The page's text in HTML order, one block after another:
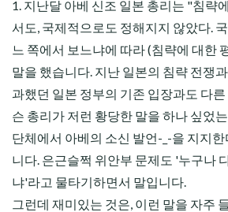
1. 지난달 아베 신조 일본 총리는 "침략
서도, 국제적으로도 정해지지 않았다.
느 쪽에서 보느냐에 따라 (침략에 대한
말을 했습니다. 지난 일본의 침략 전쟁
과했던 일본 정부의 기존 입장과도 다
슨 총리가 저런 황당한 말을 하나 싶었
단체에서 아베의 소신 발언-_-을 지지
니다. 은근슬쩍 위안부 문제도 '누구나
냐'라고 물타기하면서 말입니다.
그런데 재미있는 것은, 이런 말을 자주